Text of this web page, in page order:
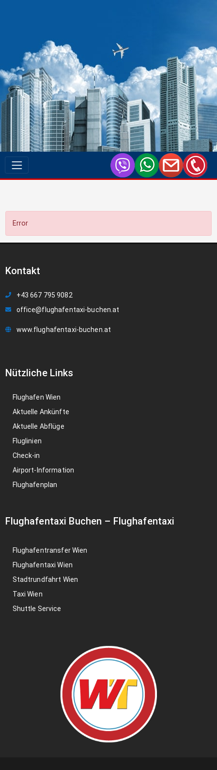
Error
Kontakt
+43 667 795 9082
office@flughafentaxi-buchen.at
www.flughafentaxi-buchen.at
Nützliche Links
Flughafen Wien
Aktuelle Ankünfte
Aktuelle Abflüge
Fluglinien
Check-in
Airport-Information
Flughafenplan
Flughafentaxi Buchen – Flughafentaxi
Flughafentransfer Wien
Flughafentaxi Wien
Stadtrundfahrt Wien
Taxi Wien
Shuttle Service